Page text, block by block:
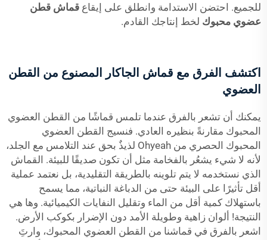
للجميع. احتضن الاستدامة وانطلق على إيقاع قماش قطن
عضوي محبوك لخط إنتاجك القادم.
اكتشف الفرق مع قماش الجاكار المصنوع من القطن
العضوي
يمكنك أن تشعر بالفرق عندما تلمس قماشًا من القطن العضوي
المحبوك مقارنةً بنظيره العادي. فنسيج القطن العضوي
المحبوك الحصري من Ohyeah لذيذٌ بحق عند التلامس مع الجلد،
لأنه لا شيء يشعُر بالفخامة مثل أن تكون صديقًا للبيئة. القماش
الذي نستخدمه لا يتم تلوينه بالطريقة التقليدية، بل نعتمد عملية
أقل تأثيرًا على البيئة حتى من الدباغة النباتية، مما يسمح
باستهلاك كمية أقل من الماء وتقليل النفايات الكيميائية. وها هي
النتيجة! ألوان زاهية وطويلة الأمد دون الإضرار بكوكب الأرض.
اشعر بالفرق في قماشنا من القطن العضوي المحبوك، وارتَِ